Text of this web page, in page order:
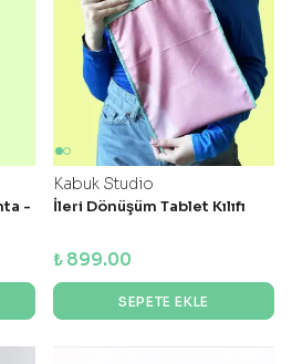
-
Kabuk Studio
İleri Dönüşüm Tablet Kılıfı
₺ 899.00
SEPETE EKLE